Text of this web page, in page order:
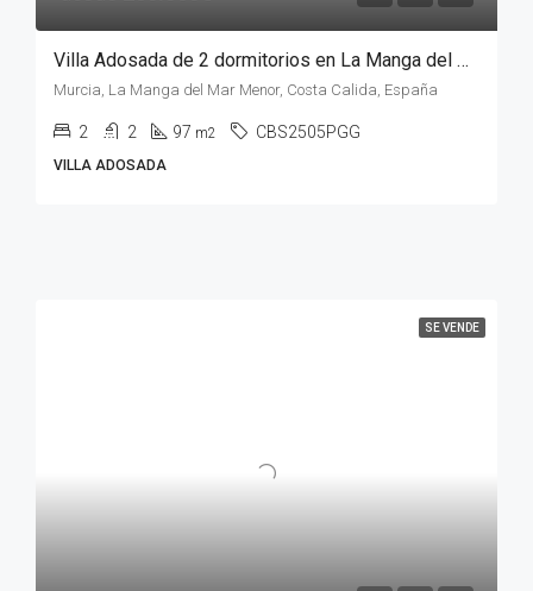
Villa Adosada de 2 dormitorios en La Manga del Mar Menor, MURCIA
Murcia, La Manga del Mar Menor, Costa Calida, España
2 2 97 m2 CBS2505PGG
VILLA ADOSADA
SE VENDE